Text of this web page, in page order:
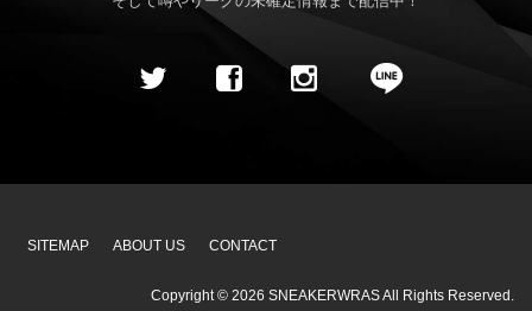
SITEMAP ABOUT US CONTACT
Copyright © 2026 SNEAKERWRASAll Rights Reserved.